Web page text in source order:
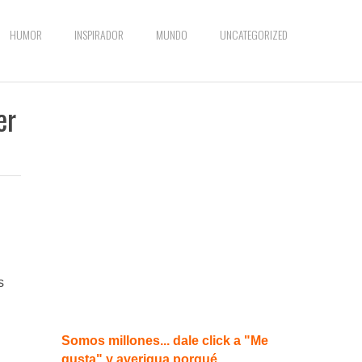
HUMOR INSPIRADOR MUNDO UNCATEGORIZED
Somos millones... dale click a "Me
gusta" y averigua porqué